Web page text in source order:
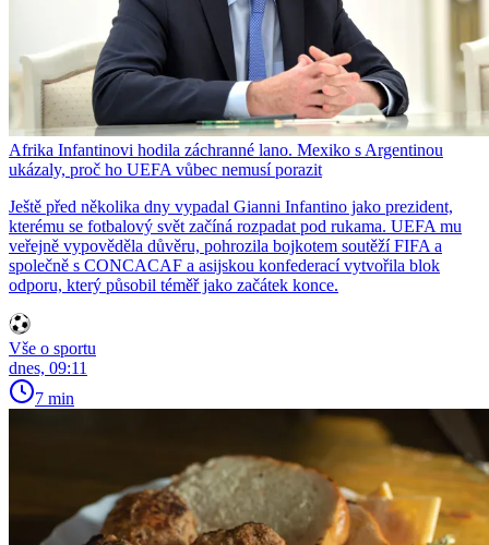
Afrika Infantinovi hodila záchranné lano. Mexiko s Argentinou
ukázaly, proč ho UEFA vůbec nemusí porazit
Ještě před několika dny vypadal Gianni Infantino jako prezident,
kterému se fotbalový svět začíná rozpadat pod rukama. UEFA mu
veřejně vypověděla důvěru, pohrozila bojkotem soutěží FIFA a
společně s CONCACAF a asijskou konfederací vytvořila blok
odporu, který působil téměř jako začátek konce.
Vše o sportu
dnes, 09:11
7 min